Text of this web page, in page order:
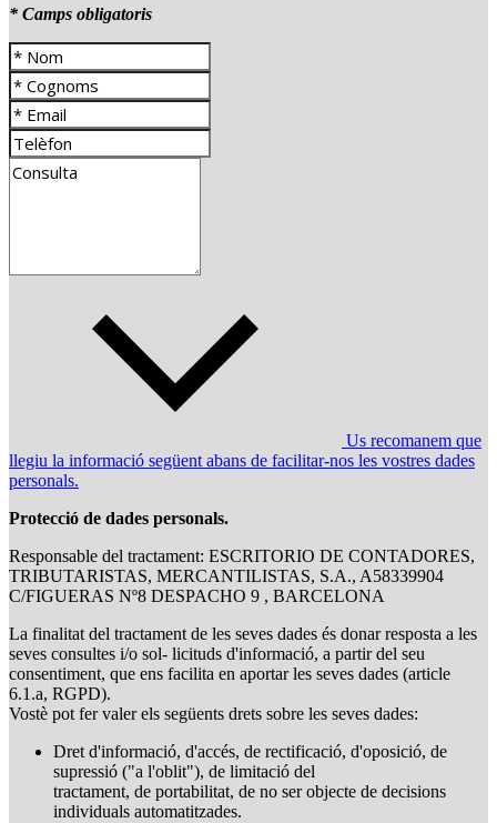
* Camps obligatoris
Us recomanem que
llegiu la informació següent abans de facilitar-nos les vostres dades
personals.
Protecció de dades personals.
Responsable del tractament: ESCRITORIO DE CONTADORES,
TRIBUTARISTAS, MERCANTILISTAS, S.A., A58339904
C/FIGUERAS Nº8 DESPACHO 9 , BARCELONA
La finalitat del tractament de les seves dades és donar resposta a les
seves consultes i/o sol- licituds d'informació, a partir del seu
consentiment, que ens facilita en aportar les seves dades (article
6.1.a, RGPD).
Vostè pot fer valer els següents drets sobre les seves dades:
Dret d'informació, d'accés, de rectificació, d'oposició, de
supressió ("a l'oblit"), de limitació del
tractament, de portabilitat, de no ser objecte de decisions
individuals automatitzades.